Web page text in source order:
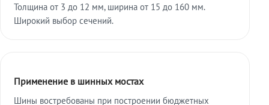
Толщина от 3 до 12 мм, ширина от 15 до 160 мм.
Широкий выбор сечений.
Применение в шинных мостах
Шины востребованы при построении бюджетных